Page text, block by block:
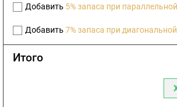
Добавить 5% запаса при параллельной
Добавить 7% запаса при диагональной
Итого